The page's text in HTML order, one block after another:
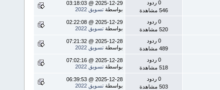
0 ردود
546 مشاهدة
2025-12-29 @ 03:18:03
بواسطة تسويق 2022
0 ردود
520 مشاهدة
2025-12-29 @ 02:22:08
بواسطة تسويق 2022
0 ردود
489 مشاهدة
2025-12-28 @ 07:21:32
بواسطة تسويق 2022
0 ردود
518 مشاهدة
2025-12-28 @ 07:02:16
بواسطة تسويق 2022
0 ردود
503 مشاهدة
2025-12-28 @ 06:39:53
بواسطة تسويق 2022